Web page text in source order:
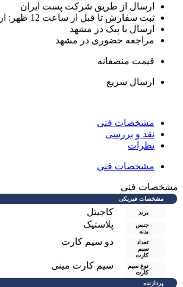
ارسال از طریق شرکت پست ایران
ثبت سفارش تا قبل از ساعت 12 ظهر: ارسال در همان روز
ارسال با پیک در مشهد
مراجعه حضوری در مشهد
قیمت منصفانه
ارسال سریع
مشخصات فنی
نقد و بررسی
نظرات
مشخصات فنی
مشخصات فنی
مشخصات فیزیکی
برند کاجیتل
جنس
بدنه
پلاستیک
تعداد
سیم
کارت
دو سيم کارت
نوع سیم
کارت
سیم کارت مینی
پردازنده